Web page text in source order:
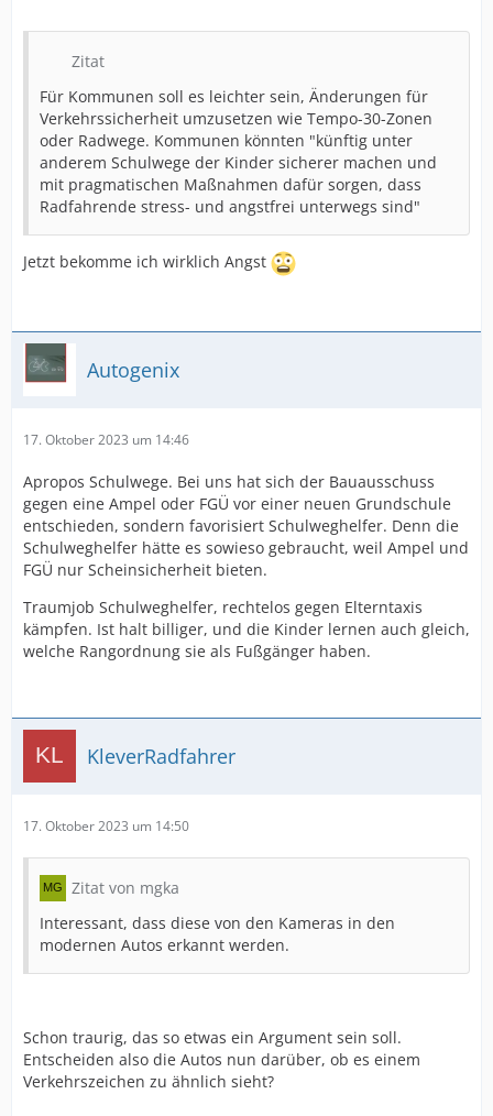
Zitat
Für Kommunen soll es leichter sein, Änderungen für
Verkehrssicherheit umzusetzen wie Tempo-30-Zonen
oder Radwege. Kommunen könnten "künftig unter
anderem Schulwege der Kinder sicherer machen und
mit pragmatischen Maßnahmen dafür sorgen, dass
Radfahrende stress- und angstfrei unterwegs sind"
Jetzt bekomme ich wirklich Angst
Autogenix
17. Oktober 2023 um 14:46
Apropos Schulwege. Bei uns hat sich der Bauausschuss
gegen eine Ampel oder FGÜ vor einer neuen Grundschule
entschieden, sondern favorisiert Schulweghelfer. Denn die
Schulweghelfer hätte es sowieso gebraucht, weil Ampel und
FGÜ nur Scheinsicherheit bieten.
Traumjob Schulweghelfer, rechtelos gegen Elterntaxis
kämpfen. Ist halt billiger, und die Kinder lernen auch gleich,
welche Rangordnung sie als Fußgänger haben.
KleverRadfahrer
17. Oktober 2023 um 14:50
Zitat von mgka
Interessant, dass diese von den Kameras in den
modernen Autos erkannt werden.
Schon traurig, das so etwas ein Argument sein soll.
Entscheiden also die Autos nun darüber, ob es einem
Verkehrszeichen zu ähnlich sieht?